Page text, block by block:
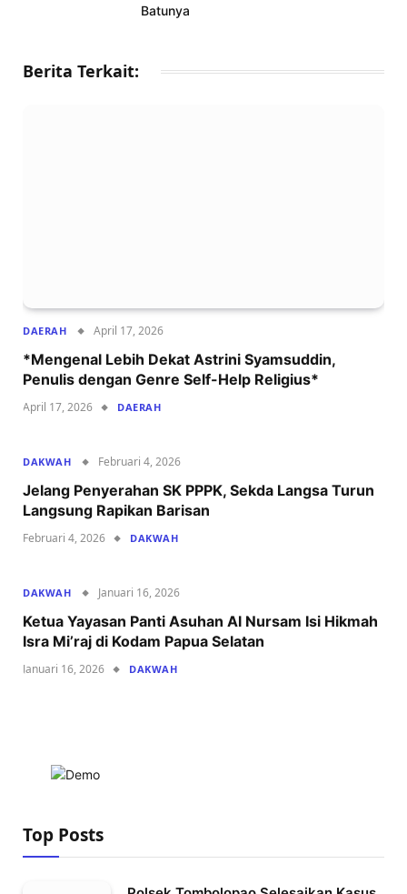
Batunya
Berita Terkait:
DAERAH April 17, 2026
*Mengenal Lebih Dekat Astrini Syamsuddin,
Penulis dengan Genre Self-Help Religius*
April 17, 2026 DAERAH
DAKWAH Februari 4, 2026
Jelang Penyerahan SK PPPK, Sekda Langsa Turun
Langsung Rapikan Barisan
Februari 4, 2026 DAKWAH
DAKWAH Januari 16, 2026
Ketua Yayasan Panti Asuhan Al Nursam Isi Hikmah
Isra Mi’raj di Kodam Papua Selatan
Januari 16, 2026 DAKWAH
Top Posts